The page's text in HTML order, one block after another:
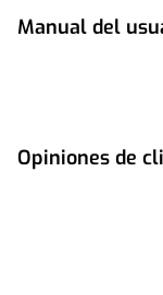
Manual del
Opiniones de